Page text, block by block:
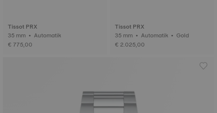
Tissot PRX
35 mm • Automatik
€ 775,00
Tissot PRX
35 mm • Automatik • Gold
€ 2.025,00